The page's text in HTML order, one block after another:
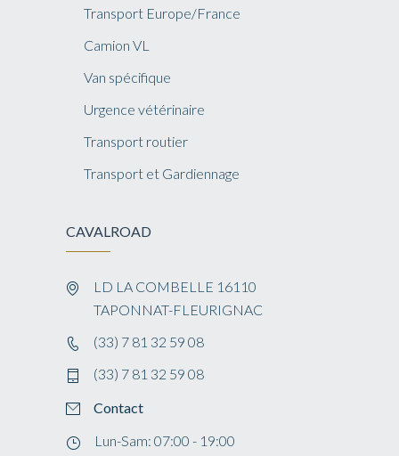
Transport Europe/France
Camion VL
Van spécifique
Urgence vétérinaire
Transport routier
Transport et Gardiennage
CAVALROAD
LD LA COMBELLE 16110
TAPONNAT-FLEURIGNAC
(33) 7 81 32 59 08
(33) 7 81 32 59 08
Contact
Lun-Sam: 07:00 - 19:00